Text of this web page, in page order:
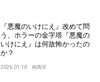
『悪魔のいけにえ』改めて問
う、ホラーの金字塔『悪魔の
いけにえ』は何故怖かったの
か？
2026.01.10 相馬学